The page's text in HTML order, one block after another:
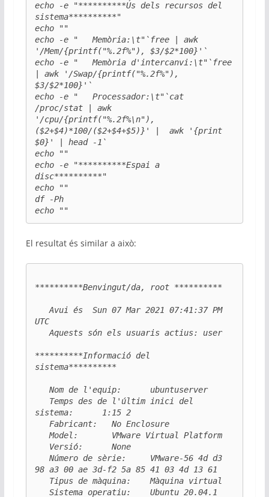
echo -e "**********Ús dels recursos del
sistema**********"
echo ""
echo -e "   Memòria:\t"`free | awk
'/Mem/{printf("%.2f%"), $3/$2*100}'`
echo -e "   Memòria d'intercanvi:\t"`free
| awk '/Swap/{printf("%.2f%"),
$3/$2*100}'`
echo -e "   Processador:\t"`cat
/proc/stat | awk
'/cpu/{printf("%.2f%\n"),
($2+$4)*100/($2+$4+$5)}' |  awk '{print
$0}' | head -1`
echo ""
echo -e "**********Espai a
disc**********"
echo ""
df -Ph
El resultat és similar a això:
**********Benvingut/da, root **********
   Avui és  Sun 07 Mar 2021 07:41:37 PM
UTC
   Aquests són els usuaris actius: user
**********Informació del
sistema**********
sistema:      1:15 2
   Model:       VMware Virtual Platform
98 a3 00 ae 3d-f2 5a 85 41 03 4d 13 61